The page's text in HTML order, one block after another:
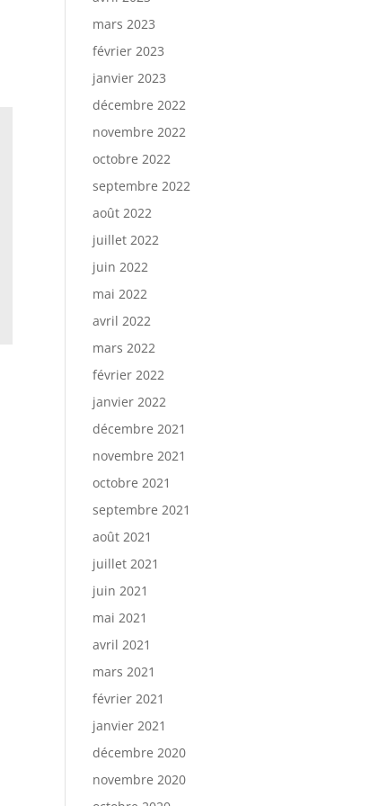
mars 2023
février 2023
janvier 2023
décembre 2022
novembre 2022
octobre 2022
septembre 2022
août 2022
juillet 2022
juin 2022
mai 2022
avril 2022
mars 2022
février 2022
janvier 2022
décembre 2021
novembre 2021
octobre 2021
septembre 2021
août 2021
juillet 2021
juin 2021
mai 2021
avril 2021
mars 2021
février 2021
janvier 2021
décembre 2020
novembre 2020